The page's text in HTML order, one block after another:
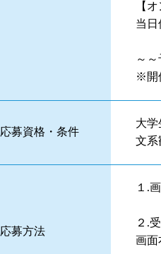
【
当日
～
※開
応募資格・条件
大学
文系
応募方法
１.
２.
画